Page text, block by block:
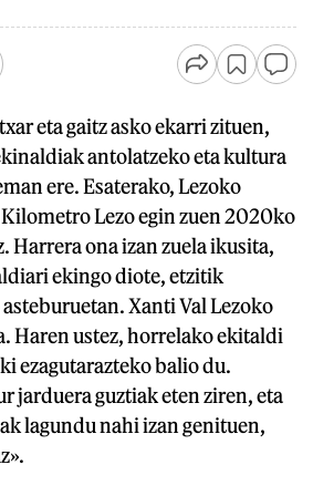
eta gaitz asko ekarri zituen,
antolatzeko eta kultura
ere. Esaterako, Lezoko
Lezo egin zuen 2020ko
Harrera ona izan zuela ikusita,
ekingo diote, etzitik
Xanti Val Lezoko
Haren ustez, horrelako ekitaldi
ezagutarazteko balio du.
jarduera guztiak eten ziren, eta
lagundu nahi izan genituen,